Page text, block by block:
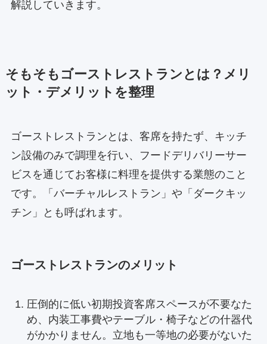
解説していきます。
そもそもゴーストレストランとは？メリ
ット・デメリットを整理
ゴーストレストランとは、客席を持たず、キッチ
ン設備のみで調理を行い、フードデリバリーサー
ビスを通じてお客様に料理を提供する業態のこと
です。「バーチャルレストラン」や「ダークキッ
チン」とも呼ばれます。
ゴーストレストランのメリット
圧倒的に低い初期投資客席スペースが不要なた
め、内装工事費やテーブル・椅子などの什器代
がかかりません。立地も一等地の必要がないた